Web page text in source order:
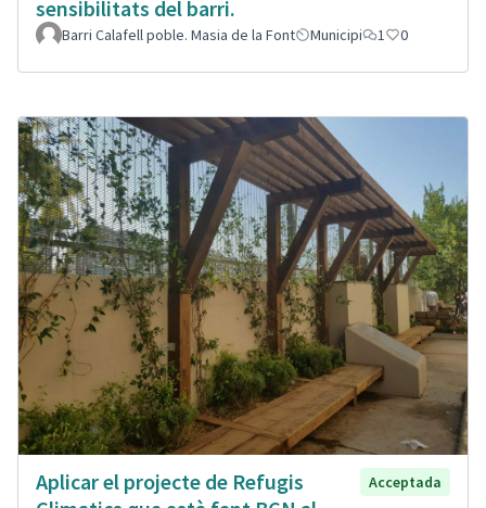
sensibilitats del barri.
Barri Calafell poble. Masia de la Font Municipi 1 0
Aplicar el projecte de Refugis
Acceptada